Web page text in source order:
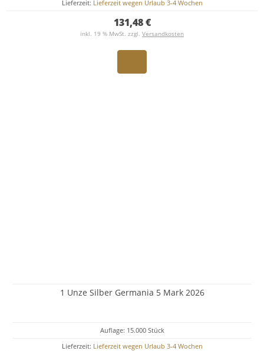
Lieferzeit: Lieferzeit wegen Urlaub 3-4 Wochen
131,48 €
inkl. 19 % MwSt. zzgl. Versandkosten
1 Unze Silber Germania 5 Mark 2026
Auflage: 15.000 Stück
Lieferzeit: Lieferzeit wegen Urlaub 3-4 Wochen